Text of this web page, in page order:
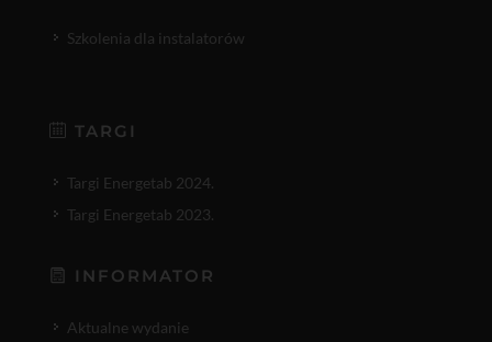
Szkolenia dla instalatorów
TARGI
Targi Energetab 2024.
Targi Energetab 2023.
INFORMATOR
Aktualne wydanie